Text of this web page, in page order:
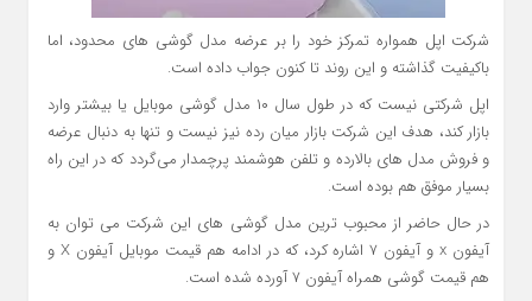
شرکت اپل همواره تمرکز خود را بر عرضه مدل گوشی های محدود، اما
باکیفیت گذاشته و این روند تا کنون جواب داده است.
اپل شرکتی نیست که در طول سال ۱۰ مدل گوشی موبایل یا بیشتر وارد
بازار کند، هدف این شرکت بازار میان رده نیز نیست و تنها به دنبال عرضه
و فروش مدل های بالارده و تلفن هوشمند پرچمدار می‌گردد که در این راه
بسیار موفق هم بوده است.
در حال حاضر از محبوب ترین مدل گوشی های این شرکت می توان به
آیفون x و آیفون ۷ اشاره کرد، که در ادامه هم قیمت موبایل آیفون X و
هم قیمت گوشی همراه آیفون ۷ آورده شده است.